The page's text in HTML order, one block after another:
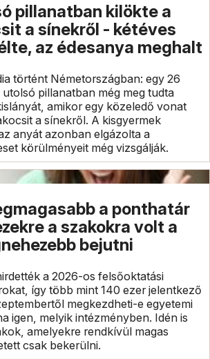
pillanatban kilökte a
a sínekről - kétéves
az édesanya meghalt
történt Németországban: egy 26
pillanatban még meg tudta
amikor egy közeledő vonat
a sínekről. A kisgyermek
anyát azonban elgázolta a
körülményeit még vizsgálják.
a ponthatár
a szakokra volt a
bejutni
a 2026-os felsőoktatási
így több mint 140 ezer jelentkező
megkezdheti-e egyetemi
igen, melyik intézményben. Idén is
amelyekre rendkívül magas
csak bekerülni.